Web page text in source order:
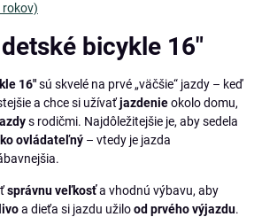
rokov)
bicykle 16"
16"sú skvelé na prvé „väčšie“ jazdy – keď
a chce si užívaťjazdenieokolo domu,
s rodičmi. Najdôležitejšie je, aby sedela
ovládateľný – vtedy je jazda
správnu veľkosťa vhodnú výbavu, aby
a dieťa si jazdu užilood prvého výjazdu.